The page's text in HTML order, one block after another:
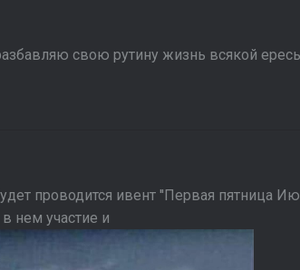
свою рутину жизнь всякой
проводится ивент ''Первая пятница
нем участие и